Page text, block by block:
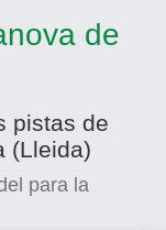
de
pistas de
(Lleida)
para la